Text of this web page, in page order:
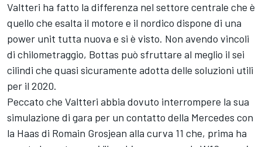
Valtteri ha fatto la differenza nel settore centrale che è
quello che esalta il motore e il nordico dispone di una
power unit tutta nuova e si è visto. Non avendo vincoli
di chilometraggio, Bottas può sfruttare al meglio il sei
cilindi che quasi sicuramente adotta delle soluzioni utili
per il 2020.
Peccato che Valtteri abbia dovuto interrompere la sua
simulazione di gara per un contatto della Mercedes con
la Haas di Romain Grosjean alla curva 11 che, prima ha